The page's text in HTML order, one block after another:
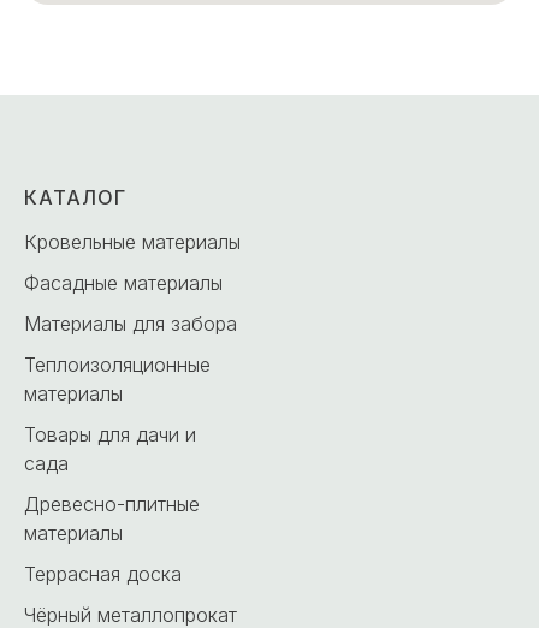
КАТАЛОГ
Кровельные материалы
Фасадные материалы
Материалы для забора
Теплоизоляционные
материалы
Товары для дачи и
сада
Древесно-плитные
материалы
Террасная доска
Чёрный металлопрокат